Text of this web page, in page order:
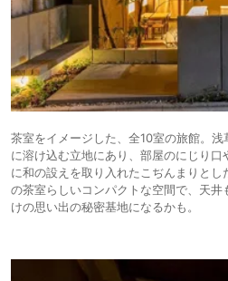
茶室をイメージした、全10室の旅館。
に溶け込む立地にあり、部屋のにじり
に和の設えを取り入れたこぢんまりと
の茶室らしいコンパクトな空間で、天
けの思い出の秘密基地になるかも。